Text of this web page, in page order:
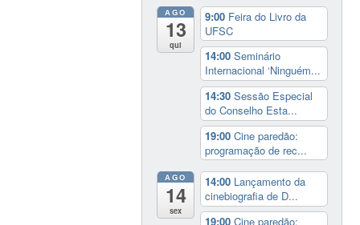
AGO
13
qui
9:00 Feira do Livro da
UFSC
14:00Seminário
Internacional ‘Ninguém...
14:30Sessão Especial
do Conselho Esta...
19:00Cine paredão:
programação de rec...
AGO
14
sex
14:00 Lançamento da
cinebiografia de D...
19:00Cine paredão: